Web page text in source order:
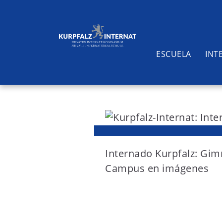
S
ESCUELA
Buscar
Internado Kurpfalz:
Campus en imágenes